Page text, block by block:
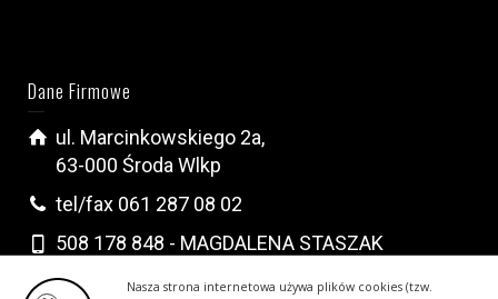
Nasza strona internetowa używa plików cookies (tzw.
Dane Firmowe
ul. Marcinkowskiego 2a,
63-000 Środa Wlkp
tel/fax 061 287 08 02
508 178 848 - MAGDALENA STASZAK
502 296 222 - KRYSTIAN WALCZAK